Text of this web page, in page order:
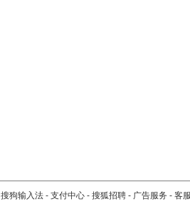
搜狗输入法 - 支付中心 - 搜狐招聘 - 广告服务 - 客